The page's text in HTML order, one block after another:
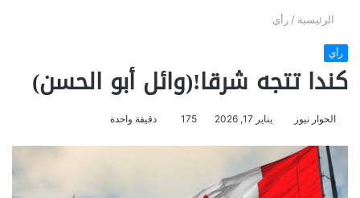
الرئيسية / رأي
رأي
كندا تتجه شرقا!(وائل أبو الحسن)
الحوار نيوز يناير 17, 2026 175 دقيقة واحدة